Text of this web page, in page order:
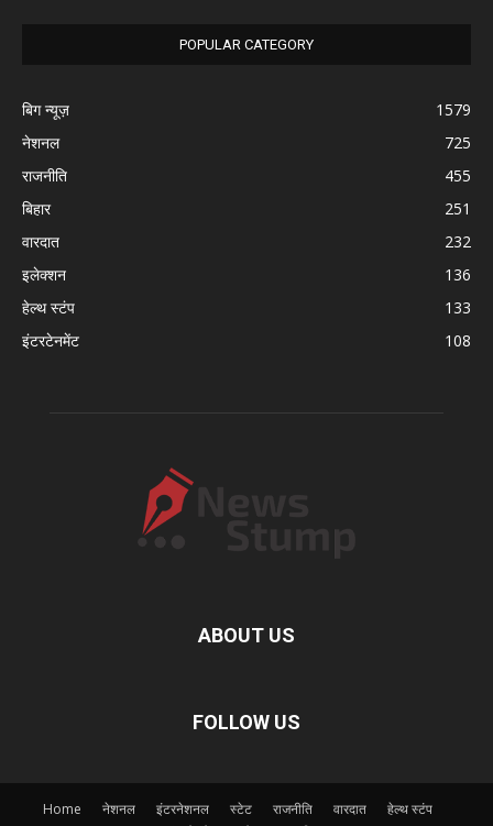
POPULAR CATEGORY
बिग न्यूज़
1579
नेशनल
725
राजनीति
455
बिहार
251
वारदात
232
इलेक्शन
136
हेल्थ स्टंप
133
इंटरटेनमेंट
108
ABOUT US
FOLLOW US
Home नेशनल इंटरनेशनल स्टेट राजनीति वारदात
हेल्थ स्टंप